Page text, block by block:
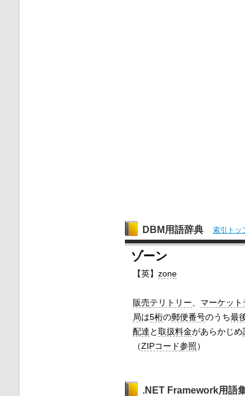
DBM用語辞典 索引トッ
ゾーン
【英】 zone
販売テリトリー マーケット
局は5桁の郵便番号のうち最
配達と取扱料金があらかじめ
（ZIPコード参照）
.NET Framework用語